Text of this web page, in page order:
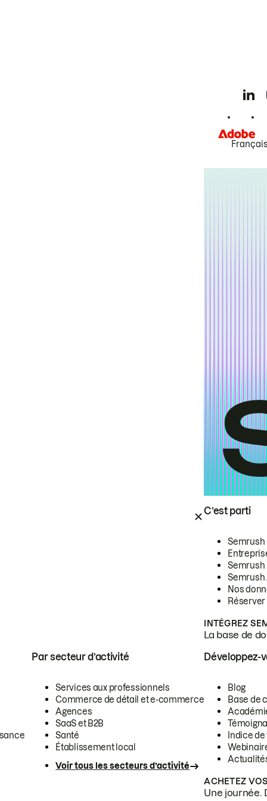
C’est parti
Semrush
Semrush
Semrush
Nos
INTÉGREZ
La base de
Par secteur d’activité
Services aux professionnels
Commerce de détail et e-commerce
Agences
SaaS et B2B
Santé
Établissement local
Voir tous les secteurs d’activité
Développez-
Blog
Base de
Indice
ACHETEZ
Une journée.